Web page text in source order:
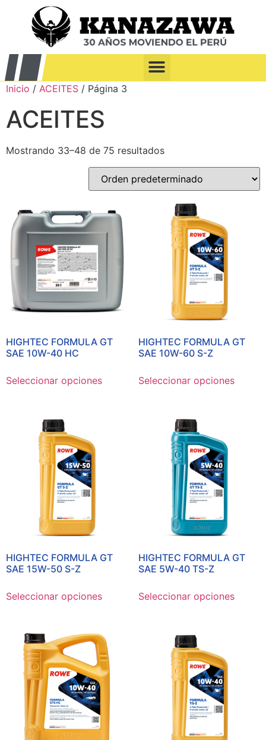
Inicio / ACEITES / Página 3
ACEITES
Mostrando 33–48 de 75 resultados
HIGHTEC FORMULA GT
SAE 10W-40 HC
Seleccionar opciones
HIGHTEC FORMULA GT
SAE 10W-60 S-Z
Seleccionar opciones
HIGHTEC FORMULA GT
SAE 15W-50 S-Z
Seleccionar opciones
HIGHTEC FORMULA GT
SAE 5W-40 TS-Z
Seleccionar opciones